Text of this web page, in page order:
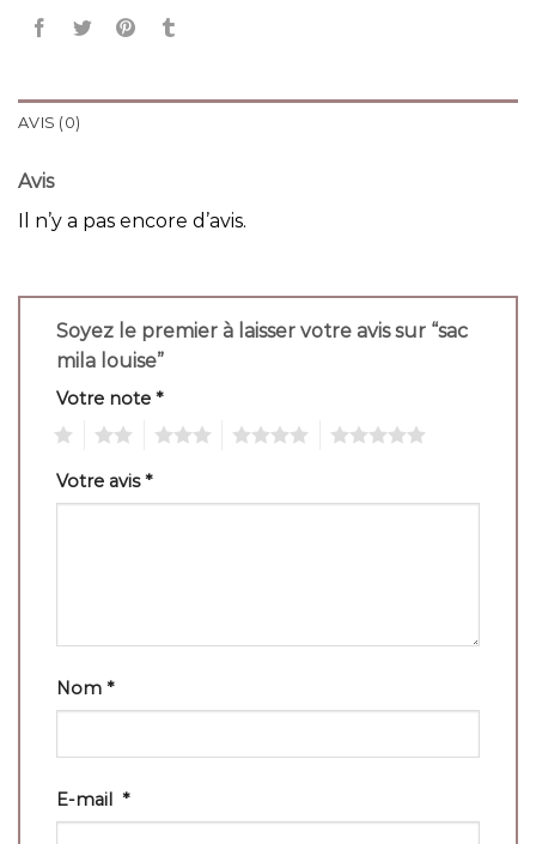
AVIS (0)
Avis
Il n’y a pas encore d’avis.
Soyez le premier à laisser votre avis sur “sac
mila louise”
Votre note *
Votre avis*
Nom *
E-mail *